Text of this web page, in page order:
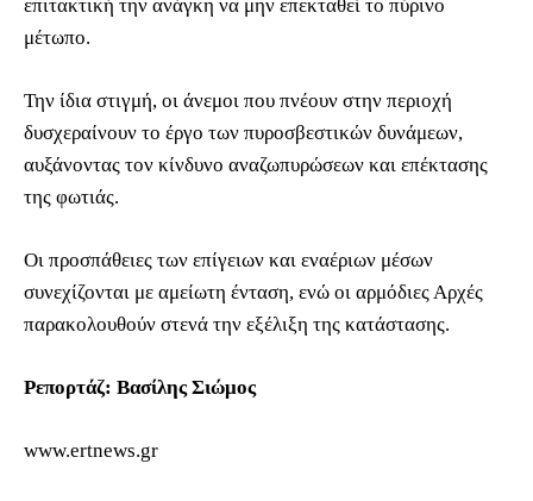
επιτακτική την ανάγκη να μην επεκταθεί το πύρινο
μέτωπο.
Την ίδια στιγμή, οι άνεμοι που πνέουν στην περιοχή
δυσχεραίνουν το έργο των πυροσβεστικών δυνάμεων,
αυξάνοντας τον κίνδυνο αναζωπυρώσεων και επέκτασης
της φωτιάς.
Οι προσπάθειες των επίγειων και εναέριων μέσων
συνεχίζονται με αμείωτη ένταση, ενώ οι αρμόδιες Αρχές
παρακολουθούν στενά την εξέλιξη της κατάστασης.
Ρεπορτάζ: Βασίλης Σιώμος
www.ertnews.gr